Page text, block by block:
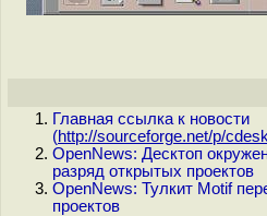
Главная ссылка к новости
(http://sourceforge.net/p/
OpenNews: Десктоп
разряд открытых проектов
OpenNews: Тулкит Motif
проектов